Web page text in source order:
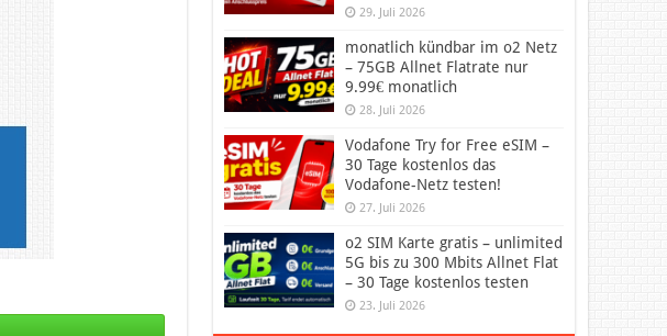
29. Juli 2026
monatlich kündbar im o2 Netz
– 75GB Allnet Flatrate nur
9.99€ monatlich
28. Juli 2026
Vodafone Try for Free eSIM –
30 Tage kostenlos das
Vodafone-Netz testen!
27. Juli 2026
o2 SIM Karte gratis – unlimited
5G bis zu 300 Mbits Allnet Flat
– 30 Tage kostenlos testen
23. Juli 2026